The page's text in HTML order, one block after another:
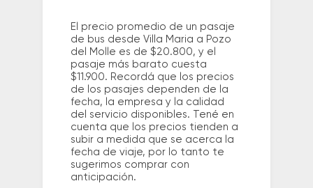
El precio promedio de un pasaje
de bus desde Villa Maria a Pozo
del Molle es de $20.800, y el
pasaje más barato cuesta
$11.900. Recordá que los precios
de los pasajes dependen de la
fecha, la empresa y la calidad
del servicio disponibles. Tené en
cuenta que los precios tienden a
subir a medida que se acerca la
fecha de viaje, por lo tanto te
sugerimos comprar con
anticipación.